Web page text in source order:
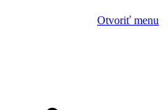
Otvoriť menu